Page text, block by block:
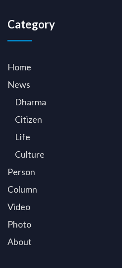
Category
Home
News
Dharma
Citizen
Life
Culture
Person
Column
Video
Photo
About